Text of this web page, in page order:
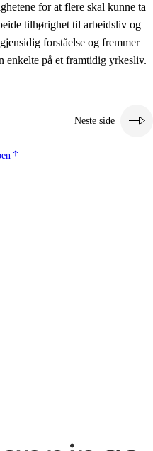
opplæring
skole
for at flere skal kunne ta
tilhørighet til arbeidsliv og
forståelse og fremmer
enkelte på et framtidig yrkesliv.
Neste side